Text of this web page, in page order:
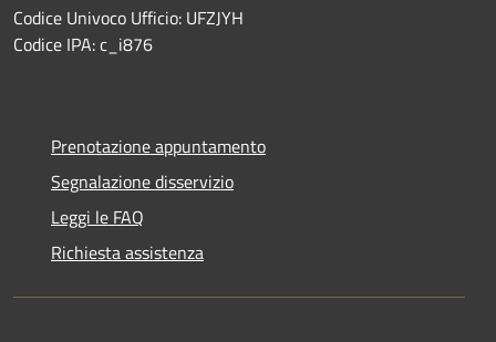
Codice Univoco Ufficio: UFZJYH
Codice IPA: c_i876
Prenotazione appuntamento
Segnalazione disservizio
Leggi le FAQ
Richiesta assistenza